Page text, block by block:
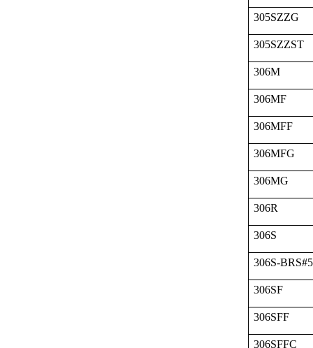
305SZZG
305SZZST
306M
306MF
306MFF
306MFG
306MG
306R
306S
306S-
306SF
306SFF
306SFFC